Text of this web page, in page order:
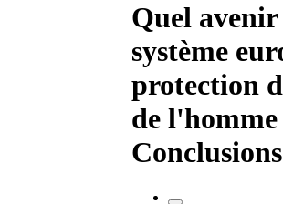
Quel
système
protection
de l'homme
Conclusions